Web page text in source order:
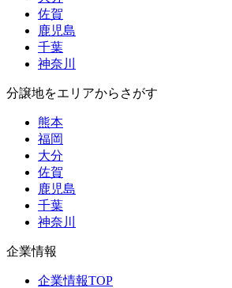
佐賀
鹿児島
千葉
神奈川
分譲地をエリアからさがす
熊本
福岡
大分
佐賀
鹿児島
千葉
神奈川
企業情報
企業情報TOP